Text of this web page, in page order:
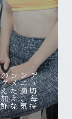
コンデ
メニュ
た適切
え、毎
な気持